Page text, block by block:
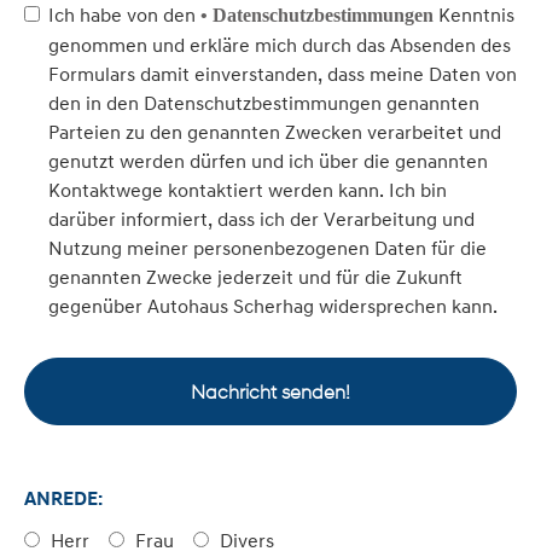
Ich habe von den • Datenschutzbestimmungen Kenntnis
genommen und erkläre mich durch das Absenden des
Formulars damit einverstanden, dass meine Daten von
den in den Datenschutzbestimmungen genannten
Parteien zu den genannten Zwecken verarbeitet und
genutzt werden dürfen und ich über die genannten
Kontaktwege kontaktiert werden kann. Ich bin
darüber informiert, dass ich der Verarbeitung und
Nutzung meiner personenbezogenen Daten für die
genannten Zwecke jederzeit und für die Zukunft
gegenüber Autohaus Scherhag widersprechen kann.
Nachricht senden!
ANREDE:
Herr
Frau Divers